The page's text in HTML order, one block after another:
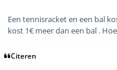
Een tennisracket en een bal
kost 1€ meer dan een bal .
Citeren